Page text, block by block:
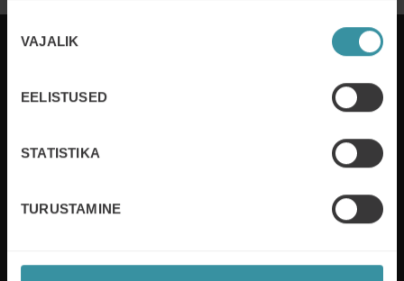
valik
VAJALIK
EELISTUSED
STATISTIKA
TURUSTAMINE
enam kui 50 riigis. Me teenindame kliente nii
lokaalselt kui globaalselt. Me kasvatame kasumit